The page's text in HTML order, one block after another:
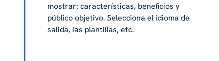
mostrar: características, beneficios y
público objetivo. Selecciona el idioma de
salida, las plantillas, etc.